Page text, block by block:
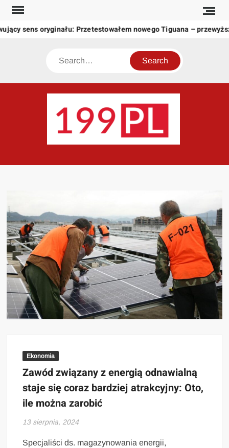
Skip
contentsens oryginału: Przetestowałem nowego Tiguana –
Search
świat
Ekonomia
Zawód związany z energią odnawialną
staje się coraz bardziej atrakcyjny: Oto,
ile można zarobić
13 sierpnia, 2024
Specjaliści ds. magazynowania energii,